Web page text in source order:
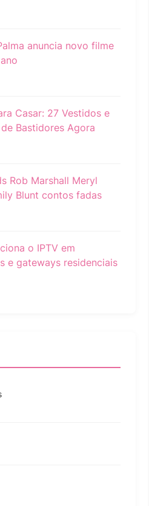
anuncia novo filme
Casar: 27 Vestidos e
Bastidores Agora
Rob Marshall Meryl
Blunt contos fadas
o IPTV em
e gateways residenciais